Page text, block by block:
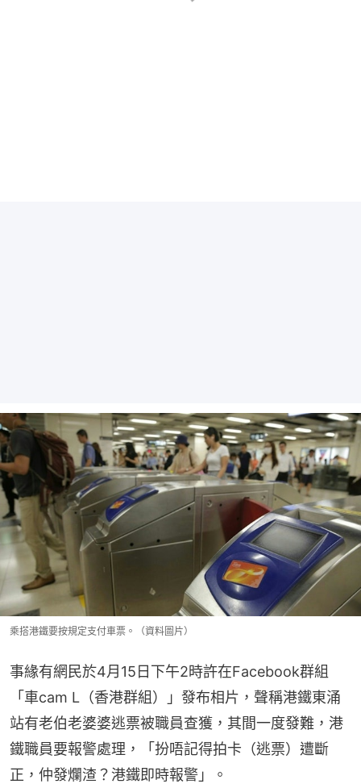
乘搭港鐵要按規定支付車票。（資料圖片）
事緣有網民於4月15日下午2時許在Facebook群組
「車cam L（香港群組）」發布相片，聲稱港鐵東涌
站有老伯老婆婆逃票被職員查獲，其間一度發難，港
鐵職員要報警處理，「扮唔記得拍卡（逃票）遭斷
正，仲發爛渣？港鐵即時報警」。